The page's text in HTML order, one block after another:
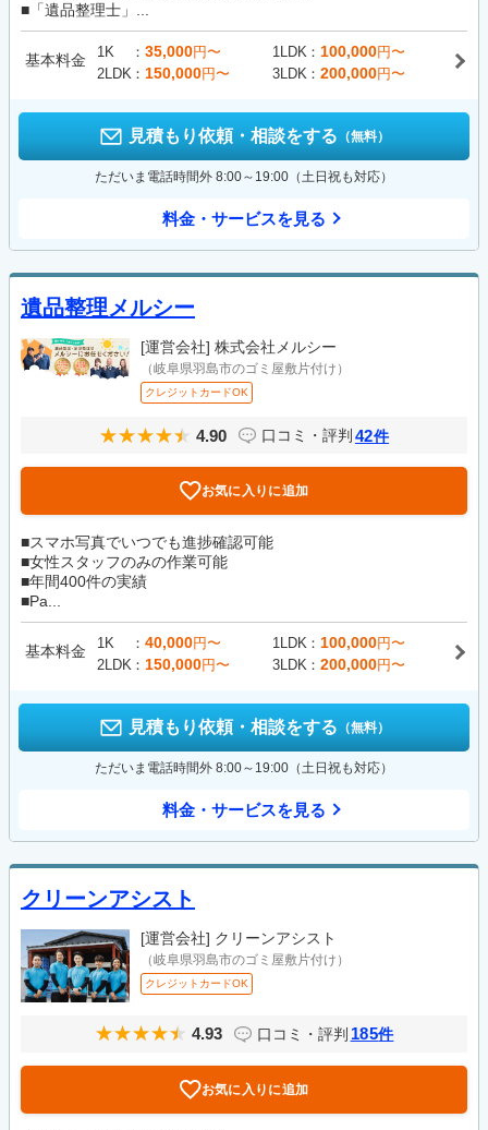
■「遺品整理士」...
基本料金 1K 35,000円〜 1LDK 100,000円〜
2LDK
150,000円〜 3LDK 200,000円〜
見積もり依頼・相談をする （無料）
ただいま電話時間外 8:00～19:00（土日祝も対応）
料金・サービスを見る
遺品整理メルシー
[運営会社] 株式会社メルシー
（岐阜県羽島市のゴミ屋敷片付け）
クレジットカードOK
4.90 口コミ・評判 42件
お気に入りに追加
■スマホ写真でいつでも進捗確認可能
■女性スタッフのみの作業可能
■年間400件の実績
■Pa...
基本料金 1K 40,000円〜 1LDK 100,000円〜
2LDK
150,000円〜 3LDK 200,000円〜
見積もり依頼・相談をする （無料）
ただいま電話時間外 8:00～19:00（土日祝も対応）
料金・サービスを見る
クリーンアシスト
[運営会社] クリーンアシスト
（岐阜県羽島市のゴミ屋敷片付け）
クレジットカードOK
4.93 口コミ・評判 185件
お気に入りに追加